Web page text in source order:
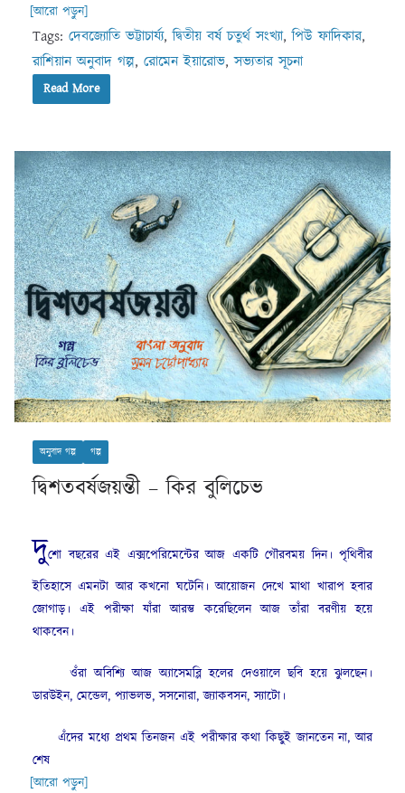
[আরো পড়ুন]
Tags: দেবজ্যোতি ভট্টাচার্য্য,দ্বিতীয় বর্ষ চতুর্থ সংখ্যা,পিউ ফাদিকার,
রাশিয়ান অনুবাদ গল্প, রোমেন ইয়ারোভ,সভ্যতার সূচনা
Read More
অনুবাদ গল্প গল্প
দ্বিশতবর্ষজয়ন্তী – কির বুলিচেভ
দুশো বছরের এই এক্সপেরিমেন্টের আজ একটি গৌরবময় দিন। পৃথিবীর
ইতিহাসে এমনটা আর কখনো ঘটেনি। আয়োজন দেখে মাথা খারাপ হবার
জোগাড়। এই পরীক্ষা যাঁরা আরম্ভ করেছিলেন আজ তাঁরা বরণীয় হয়ে
থাকবেন।
ওঁরা অবিশ্যি আজ অ্যাসেমব্লি হলের দেওয়ালে ছবি হয়ে ঝুলছেন।
ডারউইন, মেন্ডেল, প্যাভলভ, সসনোরা, জ্যাকবসন, স্যাটো।
এঁদের মধ্যে প্রথম তিনজন এই পরীক্ষার কথা কিছুই জানতেন না, আর
শেষ
[আরো পড়ুন]